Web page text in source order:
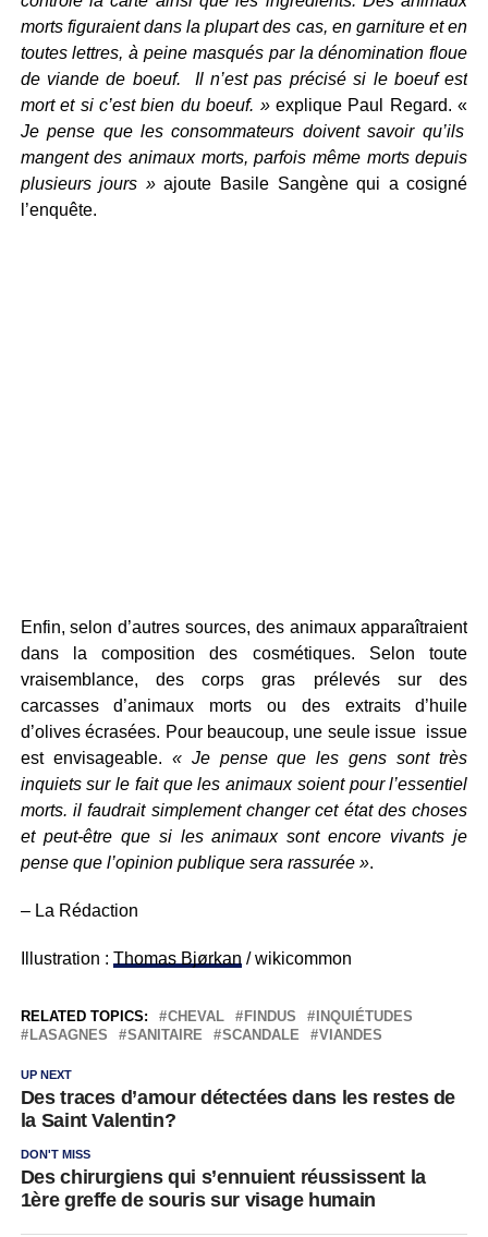
morts figuraient dans la plupart des cas, en garniture et en
toutes lettres, à peine masqués par la dénomination floue
de viande de boeuf. Il n’est pas précisé si le boeuf est
mort et si c’est bien du boeuf. »explique Paul Regard. «
Je pense que les consommateurs doivent savoir qu’ils
mangent des animaux morts, parfois même morts depuis
plusieurs jours »ajoute Basile Sangène qui a cosigné
l’enquête.
Enfin, selon d’autres sources, des animaux apparaîtraient
dans la composition des cosmétiques. Selon toute
vraisemblance, des corps gras prélevés sur des
carcasses d’animaux morts ou des extraits d’huile
d’olives écrasées. Pour beaucoup, une seule issue issue
est envisageable. « Je pense que les gens sont très
inquiets sur le fait que les animaux soient pour l’essentiel
morts. il faudrait simplement changer cet état des choses
et peut-être que si les animaux sont encore vivants je
pense que l’opinion publique sera rassurée ».
– La Rédaction
Illustration : Thomas Bjørkan / wikicommon
RELATED TOPICS: CHEVAL FINDUS
INQUIÉTUDES
LASAGNES
SANITAIRE SCANDALE VIANDES
UP NEXT
Des traces d’amour détectées dans les restes de
la Saint Valentin?
DON'T MISS
Des chirurgiens qui s’ennuient réussissent la
1ère greffe de souris sur visage humain